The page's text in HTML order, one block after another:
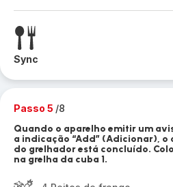
Sync
Passo 5 /8
Quando o aparelho emitir um
a indicação “Add” (Adicionar),
do grelhador está concluído.
na grelha da cuba 1.